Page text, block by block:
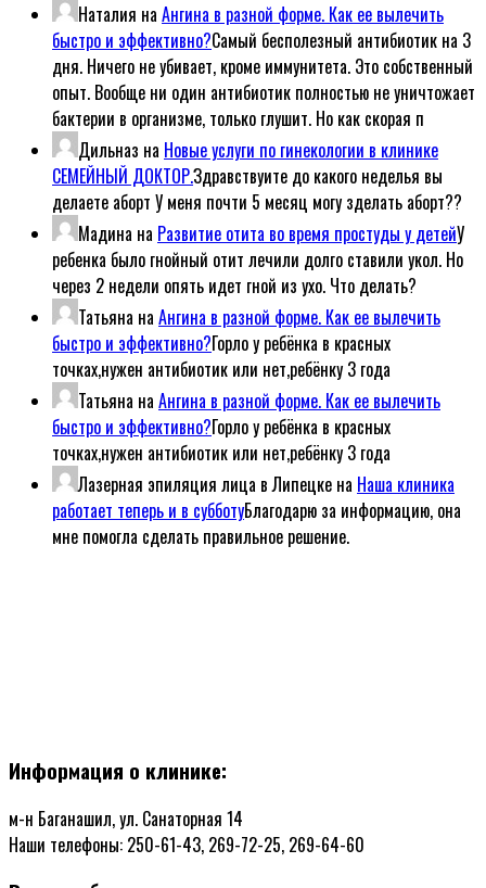
Наталия на Ангина в разной форме. Как ее вылечить
быстро и эффективно?Самый бесполезный антибиотик на 3
дня. Ничего не убивает, кроме иммунитета. Это собственный
опыт. Вообще ни один антибиотик полностью не уничтожает
бактерии в организме, только глушит. Но как скорая п
Дильназ на Новые услуги по гинекологии в клинике
СЕМЕЙНЫЙ ДОКТОР.Здравствуите до какого неделья вы
делаете аборт У меня почти 5 месяц могу зделать аборт??
Мадина на Развитие отита во время простуды у детейУ
ребенка было гнойный отит лечили долго ставили укол. Но
через 2 недели опять идет гной из ухо. Что делать?
Татьяна на Ангина в разной форме. Как ее вылечить
быстро и эффективно?Горло у ребёнка в красных
точках,нужен антибиотик или нет,ребёнку 3 года
Татьяна на Ангина в разной форме. Как ее вылечить
быстро и эффективно?Горло у ребёнка в красных
точках,нужен антибиотик или нет,ребёнку 3 года
Лазерная эпиляция лица в Липецке на Наша клиника
работает теперь и в субботуБлагодарю за информацию, она
мне помогла сделать правильное решение.
Информация о клинике:
м-н Баганашил, ул. Санаторная 14
Наши телефоны: 250-61-43, 269-72-25, 269-64-60